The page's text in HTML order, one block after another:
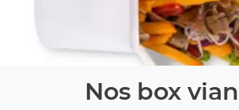
Nos box